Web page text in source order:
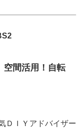
間活用！自転
ＤＩＹアドバイザー